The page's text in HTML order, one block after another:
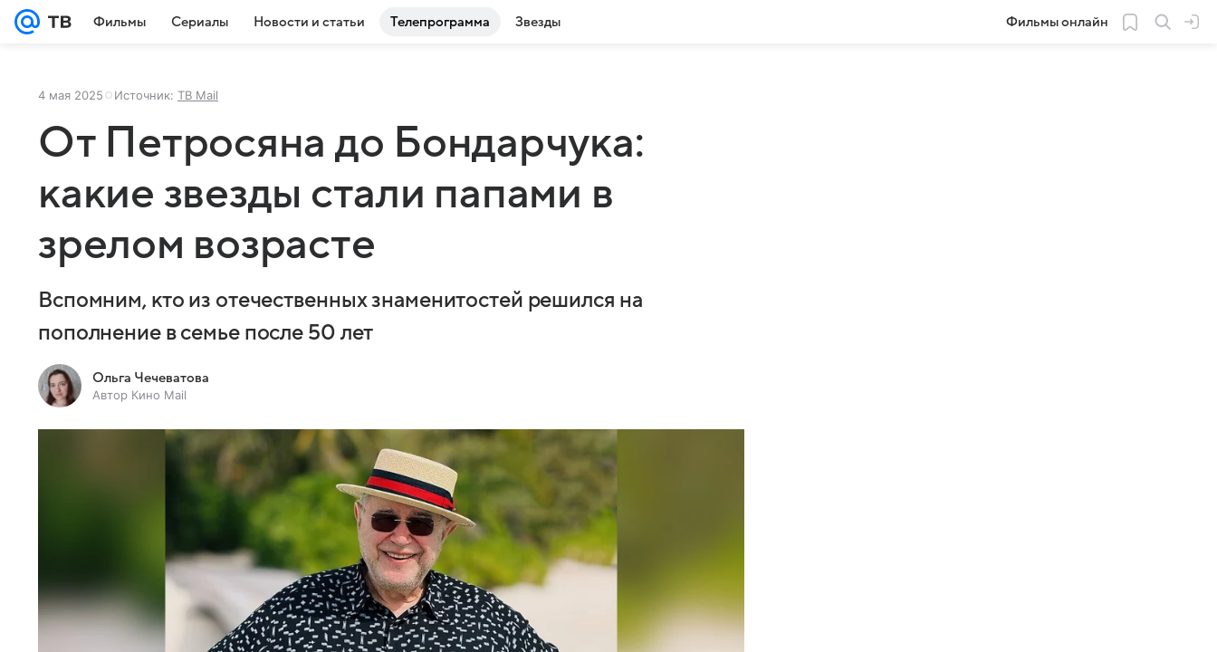
Фильмы Сериалы Новости и статьи Телепрограмма Звезды Фильмы онлайн
4 мая 2025 Источник: ТВ Mail
От Петросяна до Бондарчука:
какие звезды стали папами в
зрелом возрасте
Вспомним, кто из отечественных знаменитостей решился на
пополнение в семье после 50 лет
Ольга Чечеватова
Автор Кино Mail